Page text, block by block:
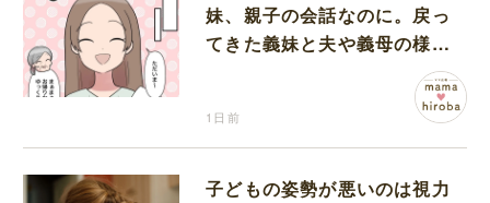
妹、親子の会話なのに。戻っ
てきた義妹と夫や義母の様子
1日前
子どもの姿勢が悪いのは視力